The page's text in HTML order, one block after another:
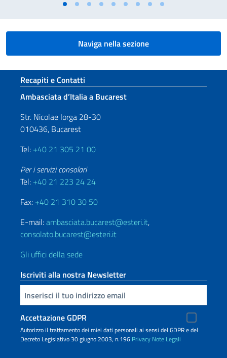
Naviga nella sezione
Sezione footer
Recapiti e Contatti
Ambasciata d’Italia a Bucarest
Str. Nicolae Iorga 28-30
010436, Bucarest
Tel: +40 21 305 21 00
Per i servizi consolari
Tel: +40 21 223 24 24
Fax: +40 21 310 30 50
E-mail:ambasciata.bucarest@esteri.it,
consolato.bucarest@esteri.it
Gli uffici della sede
Iscriviti alla nostra Newsletter
Inserisci la tua email
Accettazione GDPR
Autorizzo il trattamento dei miei dati personali ai sensi del GDPR e del
Decreto Legislativo 30 giugno 2003, n.196 Privacy Note Legali